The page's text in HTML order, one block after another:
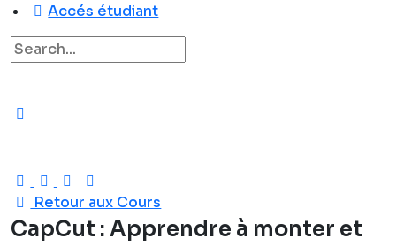
Accés étudiant
Recherche
pour:
Retour aux Cours
CapCut : Apprendre à monter et